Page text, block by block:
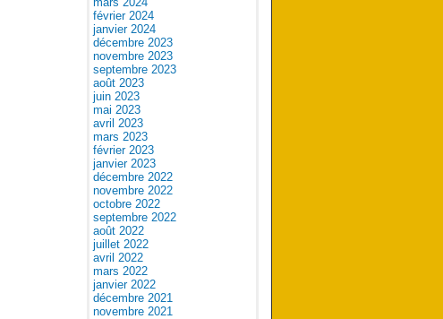
février 2024
janvier 2024
décembre 2023
novembre 2023
septembre 2023
août 2023
juin 2023
mai 2023
avril 2023
mars 2023
février 2023
janvier 2023
décembre 2022
novembre 2022
octobre 2022
septembre 2022
août 2022
juillet 2022
avril 2022
mars 2022
janvier 2022
décembre 2021
novembre 2021